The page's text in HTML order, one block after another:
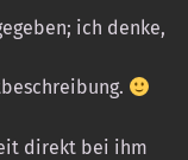
ich denke,
direkt bei ihm